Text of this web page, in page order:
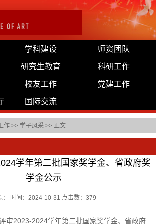
学科建设 师资团队
研究生教育 科研工作
校友工作 党建工作
国际交流
作 >> 学子风采 >> 正文
学年第二批国家奖学金、省政府奖
学金公示
： 时间：2024-10-31 点击数：379
审2023-2024学年第二批国家奖学金、省政府